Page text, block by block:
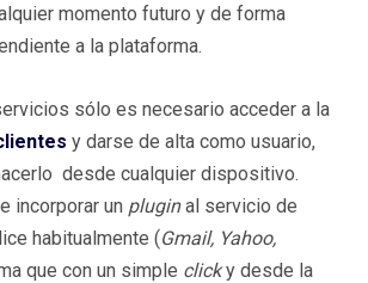
momento futuro y de forma
a la plataforma.
sólo es necesario acceder a la
y darse de alta como usuario,
desde cualquier dispositivo.
incorporar un pluginal servicio de
habitualmente (Gmail, Yahoo,
que con un simple clicky desde la